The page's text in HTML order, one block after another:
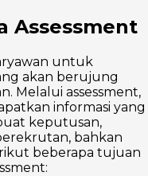
Assessment
untuk
akan berujung
Melalui assessment,
informasi yang
keputusan,
bahkan
beberapa tujuan